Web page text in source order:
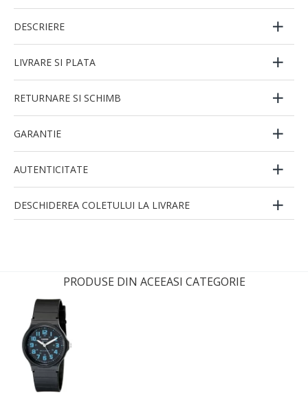
DESCRIERE
LIVRARE SI PLATA
RETURNARE SI SCHIMB
GARANTIE
AUTENTICITATE
DESCHIDEREA COLETULUI LA LIVRARE
PRODUSE DIN ACEEASI CATEGORIE